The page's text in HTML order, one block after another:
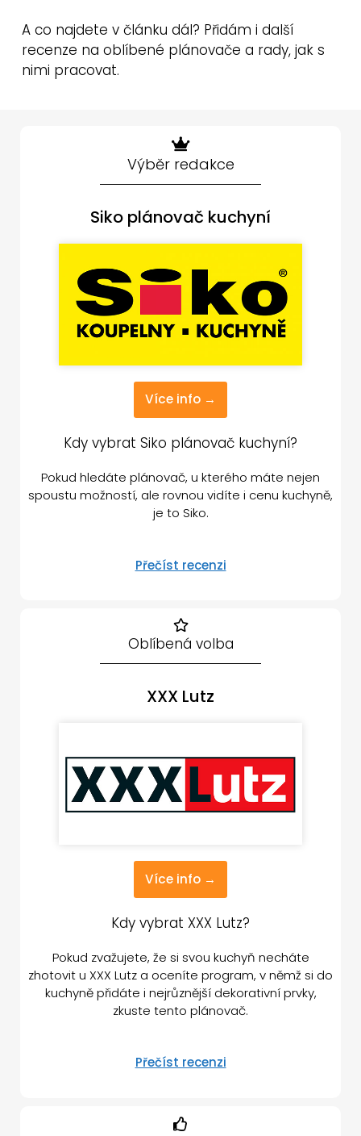
A co najdete v článku dál? Přidám i další
recenze na oblíbené plánovače a rady, jak s
nimi pracovat.
Výběr redakce
Siko plánovač kuchyní
Více info →
Kdy vybrat Siko plánovač kuchyní?
Pokud hledáte plánovač, u kterého máte nejen
spoustu možností, ale rovnou vidíte i cenu kuchyně,
je to Siko.
Přečíst recenzi
Oblíbená volba
XXX Lutz
Více info →
Kdy vybrat XXX Lutz?
Pokud zvažujete, že si svou kuchyň necháte
zhotovit u XXX Lutz a oceníte program, v němž si do
kuchyně přidáte i nejrůznější dekorativní prvky,
zkuste tento plánovač.
Přečíst recenzi